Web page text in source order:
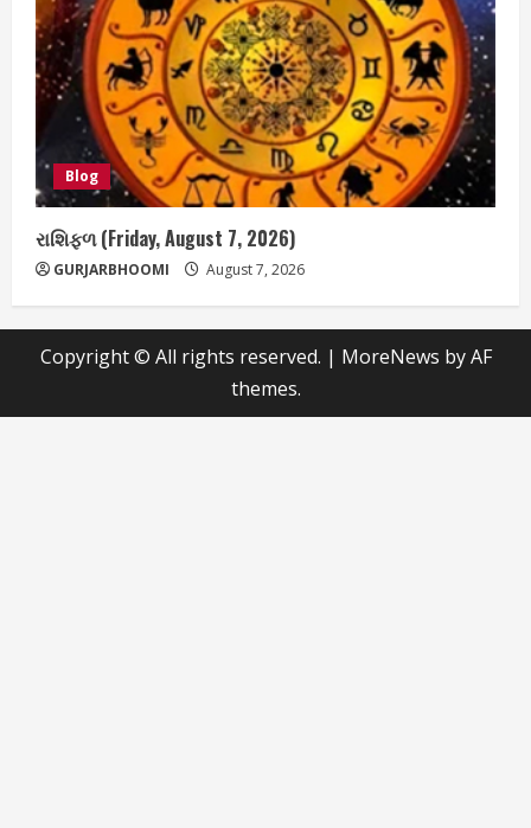
Blog
રાશિફળ (Friday, August 7, 2026)
GURJARBHOOMI August 7, 2026
Copyright © All rights reserved. | MoreNews by AF
themes.